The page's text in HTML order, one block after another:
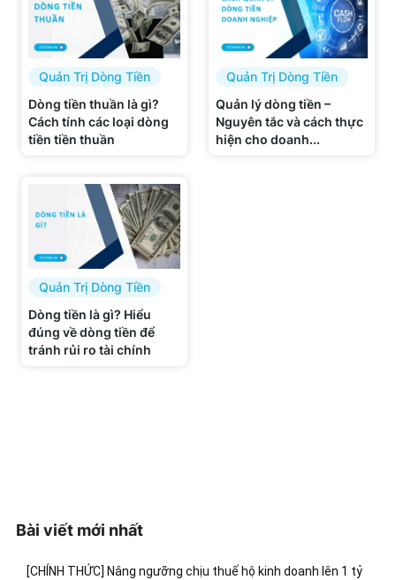
Quản Trị Dòng Tiền
Dòng tiền thuần là gì?
Cách tính các loại dòng
tiền tiền thuần
Quản Trị Dòng Tiền
Quản lý dòng tiền –
Nguyên tắc và cách thực
hiện cho doanh...
Quản Trị Dòng Tiền
Dòng tiền là gì? Hiểu
đúng về dòng tiền để
tránh rủi ro tài chính
Bài viết mới nhất
[CHÍNH THỨC] Nâng ngưỡng chịu thuế hộ kinh doanh lên 1 tỷ